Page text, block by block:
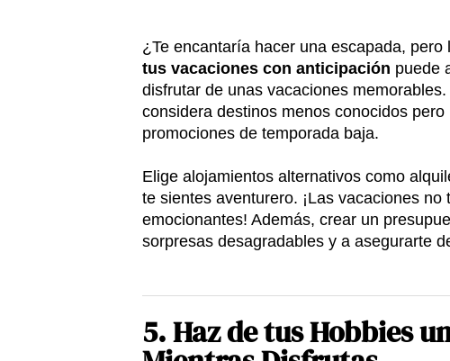
¿Te encantaría hacer una escapada,
tus vacaciones con anticipación puede
disfrutar de unas vacaciones
considera destinos menos conocidos
promociones de temporada baja.
Elige alojamientos alternativos como
te sientes aventurero. ¡Las vacaciones
emocionantes! Además, crear un
sorpresas desagradables y a asegurarte
5.Haz de tus Hobbies